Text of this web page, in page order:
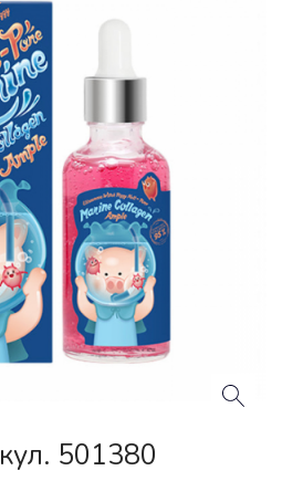
501380